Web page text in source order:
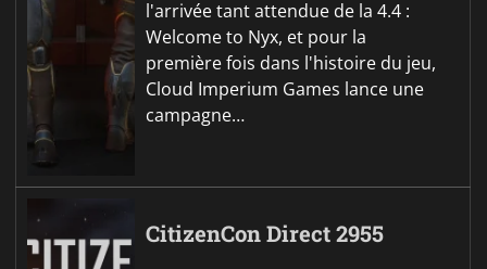
l'arrivée tant attendue de la 4.4 :
Welcome to Nyx, et pour la
première fois dans l'histoire du jeu,
Cloud Imperium Games lance une
campagne…
CitizenCon Direct 2955